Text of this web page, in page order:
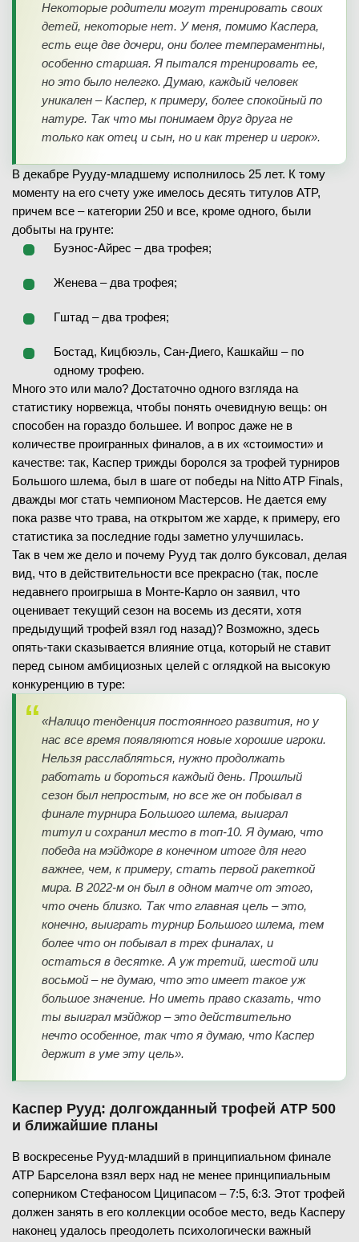
Некоторые родители могут тренировать своих
детей, некоторые нет. У меня, помимо Каспера,
есть еще две дочери, они более темпераментны,
особенно старшая. Я пытался тренировать ее,
но это было нелегко. Думаю, каждый человек
уникален – Каспер, к примеру, более спокойный по
натуре. Так что мы понимаем друг друга не
только как отец и сын, но и как тренер и игрок».
В декабре Рууду-младшему исполнилось 25 лет. К тому
моменту на его счету уже имелось десять титулов ATP,
причем все – категории 250 и все, кроме одного, были
добыты на грунте:
Буэнос-Айрес – два трофея;
Женева – два трофея;
Гштад – два трофея;
Бостад, Кицбюэль, Сан-Диего, Кашкайш – по
одному трофею.
Много это или мало? Достаточно одного взгляда на
статистику норвежца, чтобы понять очевидную вещь: он
способен на гораздо большее. И вопрос даже не в
количестве проигранных финалов, а в их «стоимости» и
качестве: так, Каспер трижды боролся за трофей турниров
Большого шлема, был в шаге от победы на Nitto ATP Finals,
дважды мог стать чемпионом Мастерсов. Не дается ему
пока разве что трава, на открытом же харде, к примеру, его
статистика за последние годы заметно улучшилась.
Так в чем же дело и почему Рууд так долго буксовал, делая
вид, что в действительности все прекрасно (так, после
недавнего проигрыша в Монте-Карло он заявил, что
оценивает текущий сезон на восемь из десяти, хотя
предыдущий трофей взял год назад)? Возможно, здесь
опять-таки сказывается влияние отца, который не ставит
перед сыном амбициозных целей с оглядкой на высокую
конкуренцию в туре:
«Налицо тенденция постоянного развития, но у
нас все время появляются новые хорошие игроки.
Нельзя расслабляться, нужно продолжать
работать и бороться каждый день. Прошлый
сезон был непростым, но все же он побывал в
финале турнира Большого шлема, выиграл
титул и сохранил место в топ-10. Я думаю, что
победа на мэйджоре в конечном итоге для него
важнее, чем, к примеру, стать первой ракеткой
мира. В 2022-м он был в одном матче от этого,
что очень близко. Так что главная цель – это,
конечно, выиграть турнир Большого шлема, тем
более что он побывал в трех финалах, и
остаться в десятке. А уж третий, шестой или
восьмой – не думаю, что это имеет такое уж
большое значение. Но иметь право сказать, что
ты выиграл мэйджор – это действительно
нечто особенное, так что я думаю, что Каспер
держит в уме эту цель».
Каспер Рууд: долгожданный трофей ATP 500
и ближайшие планы
В воскресенье Рууд-младший в принципиальном финале
ATP Барселона взял верх над не менее принципиальным
соперником Стефаносом Циципасом – 7:5, 6:3. Этот трофей
должен занять в его коллекции особое место, ведь Касперу
наконец удалось преодолеть психологически важный